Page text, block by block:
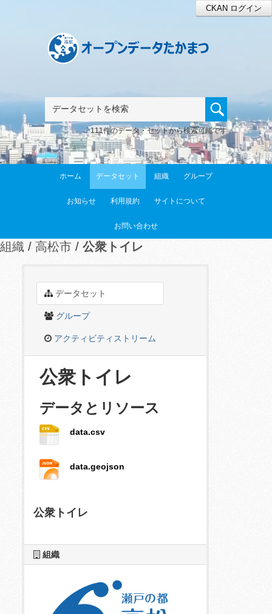
CKAN ログイン
111件のデータ・セットから検索可能です
ホーム データセット 組織 グループ
お知らせ 利用規約 サイトについて
お問い合わせ
組織 高松市 公衆トイレ
データセット
グループ
アクティビティストリーム
公衆トイレ
データとリソース
data.csv
data.geojson
公衆トイレ
組織